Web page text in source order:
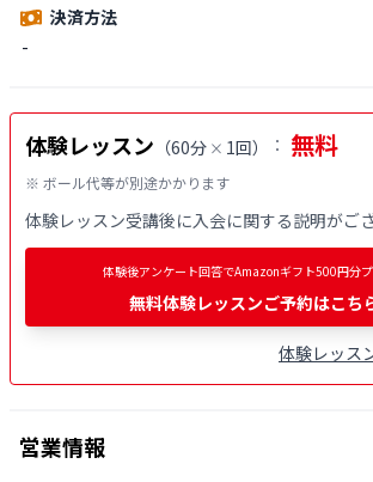
決済方法
-
体験レッスン （60分 × 1回） ： 無料
※ ボール代等が別途かかります
体験レッスン受講後に入会に関する説明がござ
体験後アンケート回答でAmazonギフト500円分プ
無料体験レッスンご予約はこち
体験レッス
営業情報